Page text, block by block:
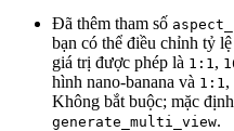
Đã thêm tham số
bạn có thể điều chỉnh tỷ
giá trị được phép là 1:1 ,
hình nano-banana và 1:1 ,
Không bắt buộc; mặc
generate_multi_view.